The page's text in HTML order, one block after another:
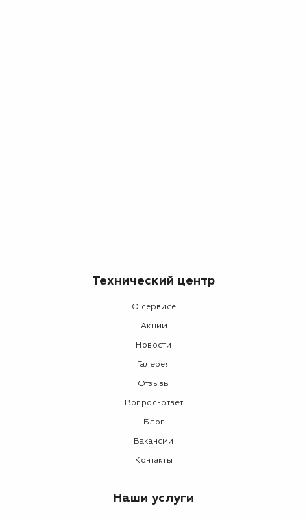
Технический центр
О сервисе
Акции
Новости
Галерея
Отзывы
Вопрос-ответ
Блог
Вакансии
Контакты
Наши услуги